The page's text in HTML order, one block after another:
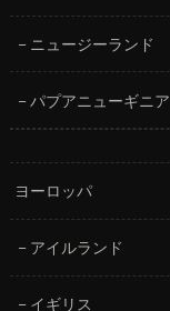
ニュージーランド
パプアニューギニア
ヨーロッパ
アイルランド
イギリス